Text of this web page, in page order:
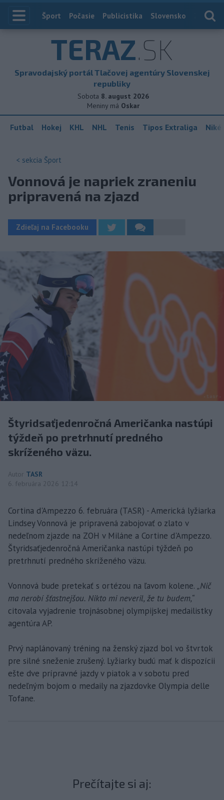
Index
Šport Počasie Publicistika Slovensko
TERAZ.SK
Spravodajský portál Tlačovej agentúry Slovenskej
republiky
Sobota 8. august 2026
Meniny má Oskar
Futbal Hokej KHL NHL Tenis Tipos Extraliga
< sekcia Šport
Vonnová je napriek zraneniu
pripravená na zjazd
Zdieľaj na Facebooku
Štyridsaťjedenročná Američanka nastúpi
týždeň po pretrhnutí predného
skríženého väzu.
Autor TASR
6. februára 2026 12:14
Cortina d'Ampezzo 6. februára (TASR) - Americká lyžiarka
Lindsey Vonnová je pripravená zabojovať o zlato v
nedeľnom zjazde na ZOH v Miláne a Cortine d'Ampezzo.
Štyridsaťjedenročná Američanka nastúpi týždeň po
pretrhnutí predného skríženého väzu.
Vonnová bude pretekať s ortézou na ľavom kolene. „Nič
ma nerobí šťastnejšou. Nikto mi neveril, že tu budem,“
citovala vyjadrenie trojnásobnej olympijskej medailistky
agentúra AP.
Prvý naplánovaný tréning na ženský zjazd bol vo štvrtok
pre silné sneženie zrušený. Lyžiarky budú mať k dispozícii
ešte dve prípravné jazdy v piatok a v sobotu pred
nedeľným bojom o medaily na zjazdovke Olympia delle
Tofane.
Prečítajte si aj: